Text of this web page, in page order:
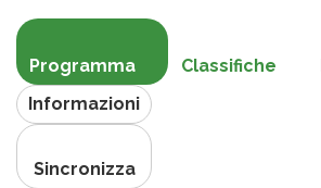
Programma Classifiche
Informazioni
Sincronizza